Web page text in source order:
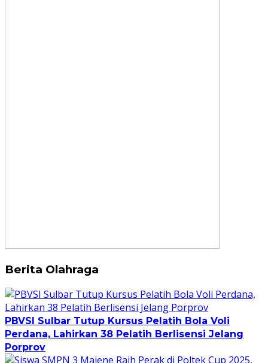
Berita Olahraga
PBVSI Sulbar Tutup Kursus Pelatih Bola Voli
Perdana, Lahirkan 38 Pelatih Berlisensi Jelang
Porprov